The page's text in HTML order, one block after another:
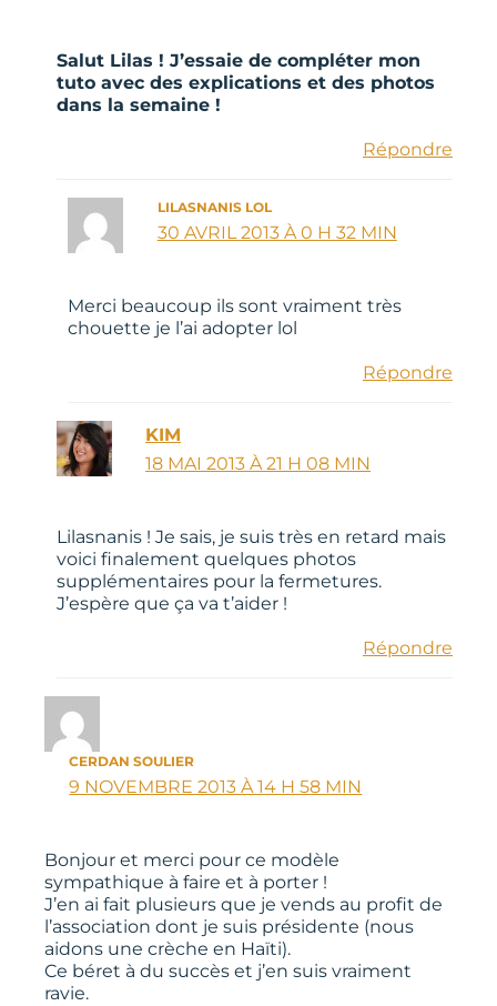
Salut Lilas ! J’essaie de compléter mon
tuto avec des explications et des photos
dans la semaine !
Répondre
LILASNANIS LOL
30 AVRIL 2013 À 0 H 32 MIN
Merci beaucoup ils sont vraiment très
chouette je l’ai adopter lol
Répondre
KIM
18 MAI 2013 À 21 H 08 MIN
Lilasnanis ! Je sais, je suis très en retard mais
voici finalement quelques photos
supplémentaires pour la fermetures.
J’espère que ça va t’aider !
Répondre
CERDAN SOULIER
9 NOVEMBRE 2013 À 14 H 58 MIN
Bonjour et merci pour ce modèle
sympathique à faire et à porter !
J’en ai fait plusieurs que je vends au profit de
l’association dont je suis présidente (nous
aidons une crèche en Haïti).
Ce béret à du succès et j’en suis vraiment
ravie.